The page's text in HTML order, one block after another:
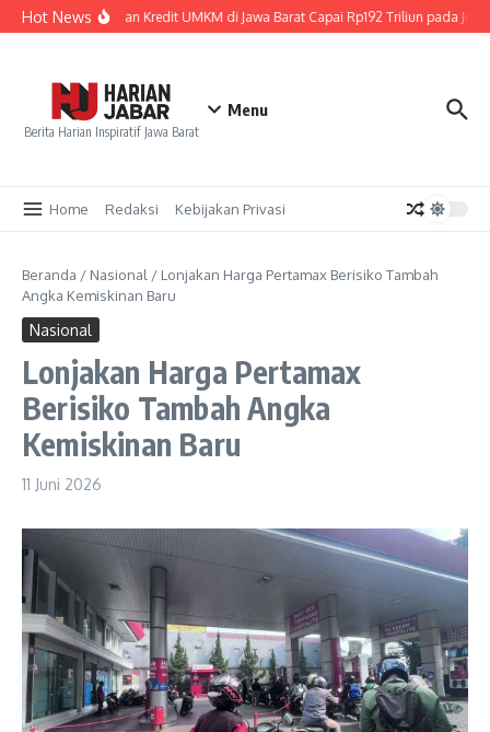
Lewati ke konten
Hot NewsPenyaluran Kredit UMKM di Jawa Barat Capai Rp192 Triliun pada Juni
Berita Harian Inspiratif Jawa Barat
Menu
Home Redaksi Kebijakan Privasi
Beranda / Nasional / Lonjakan Harga Pertamax Berisiko Tambah
Angka Kemiskinan Baru
Nasional
Lonjakan Harga Pertamax
Berisiko Tambah Angka
Kemiskinan Baru
11 Juni 2026